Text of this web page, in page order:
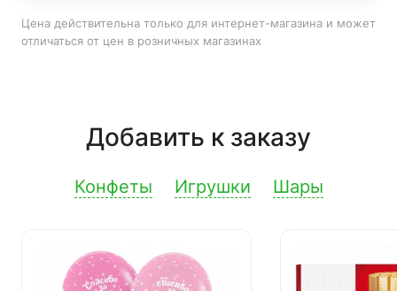
Цена действительна только для интернет-магазина и может
отличаться от цен в розничных магазинах
Добавить к заказу
Конфеты Игрушки Шары